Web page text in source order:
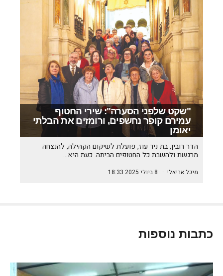
"שקט שלפני הסערה": שירי החטוף
עמירם קופר נחשפים, ורומזים את הבלתי
יאומן
הדר רובין, בת ניר עוז, פועלת לשיקום הקהילה, להנצחה
מרגשת ולהשבת כל החטופים הביתה. כעת היא…
מיכל אריאלי · 8 ביולי 2025 18:33
כתבות נוספות